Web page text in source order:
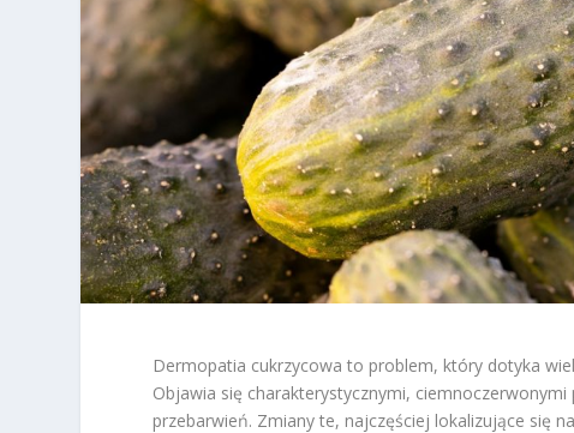
Dermopatia cukrzycowa to problem, który dotyka
Objawia się charakterystycznymi,
przebarwień. Zmiany te, najczęściej lokalizujące się